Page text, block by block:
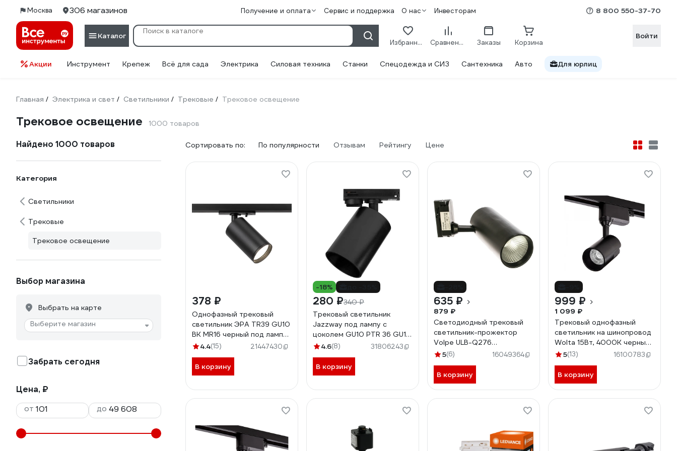
Москва 306 магазинов Получение и оплата Сервис и поддержка О нас Инвесторам 8 800 550-37-70
Каталог
Избранное Сравнение Заказы Корзина
Войти
Акции Инструмент Крепеж Всё для сада Электрика Силовая техника Станки Спецодежда и СИЗ Сантехника Авто Для юрлиц
Главная / Электрика и свет / Светильники / Трековые / Трековое освещение
Трековое освещение 1000 товаров
Найдено 1000 товаров
Категория
Светильники
Трековые
Трековое освещение
Выбор магазина
Выбрать на карте
Выберите магазин
Забрать сегодня
Цена, ₽
от
до
Сортировать по: По популярности Отзывам Рейтингу Цене
378 ₽
Однофазный трековый
светильник ЭРА TR39 GU10
BK MR16 черный под лампу
Б0053310
4.4(15) 21447430
В корзину
-18%
280 ₽340 ₽
Трековый светильник
Jazzway под лампу с
цоколем GU10 PTR 36 GU10
BL 230В IP20 5049222
4.6(8) 31806243
В корзину
635 ₽
879 ₽
Светодиодный трековый
светильник-прожектор
Volpe ULB-Q276
25W/4000К BLACK UL-
5(6) 16049364
В корзину
999 ₽
1 099 ₽
Трековый однофазный
светильник на шинопровод
Wolta 15Вт, 4000К черный
WTL-15W/01B
5(13) 16100783
В корзину